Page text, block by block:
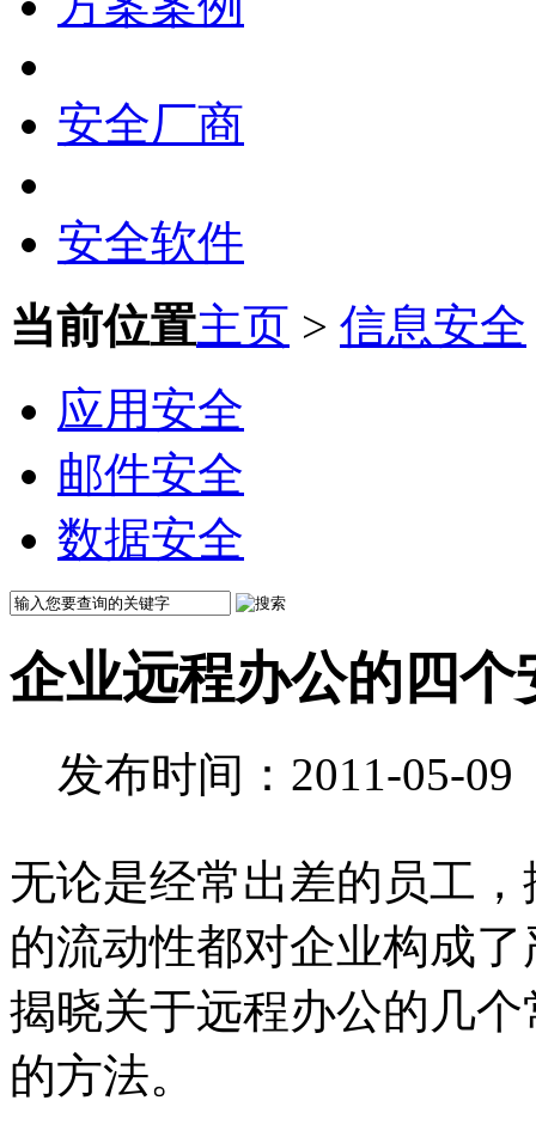
安全厂商
安全软件
当前位置主页 > 信息安全
应用安全
邮件安全
数据安全
企业远程办公的四个
发布时间：2011-05-
无论是经常出差的员工
的流动性都对企业构成
揭晓关于远程办公的几
的方法。